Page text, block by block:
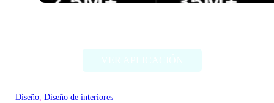
Diseño, Diseño de interiores